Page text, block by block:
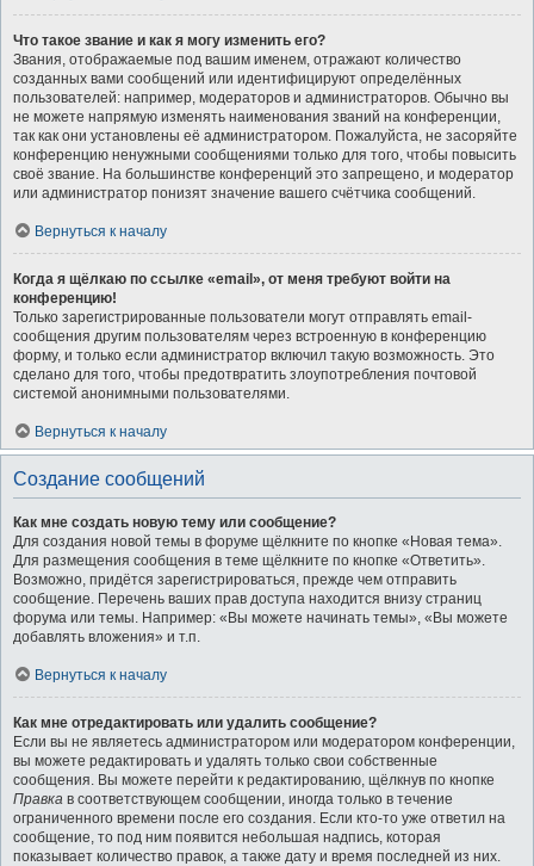
Что такое звание и как я могу изменить его?
Звания, отображаемые под вашим именем, отражают количество
созданных вами сообщений или идентифицируют определённых
пользователей: например, модераторов и администраторов. Обычно вы
не можете напрямую изменять наименования званий на конференции,
так как они установлены её администратором. Пожалуйста, не засоряйте
конференцию ненужными сообщениями только для того, чтобы повысить
своё звание. На большинстве конференций это запрещено, и модератор
или администратор понизят значение вашего счётчика сообщений.
Вернуться к началу
Когда я щёлкаю по ссылке «email», от меня требуют войти на
конференцию!
Только зарегистрированные пользователи могут отправлять email-
сообщения другим пользователям через встроенную в конференцию
форму, и только если администратор включил такую возможность. Это
сделано для того, чтобы предотвратить злоупотребления почтовой
системой анонимными пользователями.
Вернуться к началу
Создание сообщений
Как мне создать новую тему или сообщение?
Для создания новой темы в форуме щёлкните по кнопке «Новая тема».
Для размещения сообщения в теме щёлкните по кнопке «Ответить».
Возможно, придётся зарегистрироваться, прежде чем отправить
сообщение. Перечень ваших прав доступа находится внизу страниц
форума или темы. Например: «Вы можете начинать темы», «Вы можете
добавлять вложения» и т.п.
Вернуться к началу
Как мне отредактировать или удалить сообщение?
Если вы не являетесь администратором или модератором конференции,
вы можете редактировать и удалять только свои собственные
сообщения. Вы можете перейти к редактированию, щёлкнув по кнопке
Правка в соответствующем сообщении, иногда только в течение
ограниченного времени после его создания. Если кто-то уже ответил на
сообщение, то под ним появится небольшая надпись, которая
показывает количество правок, а также дату и время последней из них.